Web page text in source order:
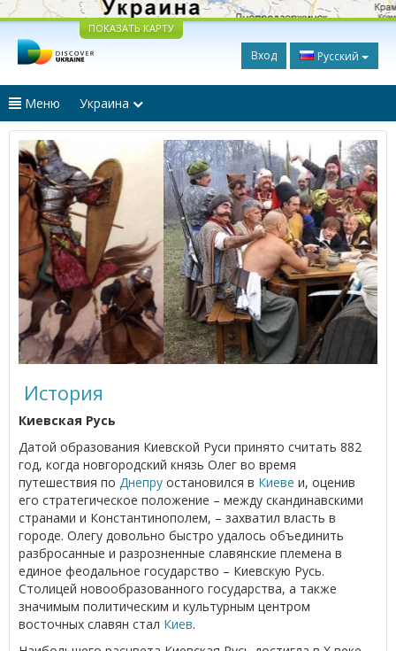
ПОКАЗАТЬ КАРТУ
Вход Русский
Меню Украина
История
Киевская Русь
Датой образования Киевской Руси принято считать 882
год, когда новгородский князь Олег во время
путешествия по Днепру остановился в Киеве и, оценив
его стратегическое положение – между скандинавскими
странами и Константинополем, – захватил власть в
городе. Олегу довольно быстро удалось объединить
разбросанные и разрозненные славянские племена в
единое феодальное государство – Киевскую Русь.
Столицей новообразованного государства, а также
значимым политическим и культурным центром
восточных славян стал Киев.